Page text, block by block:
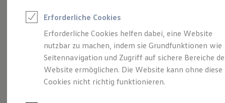
Leasing
Leasing-Angebote
Gebrauchtwagen Leasing
Junge Gebrauchtwagen-Leasing
Elektroauto Leasing
Kleinwagen-Leasing
Leasing ohne Anzahlung
Finanzierung
Angebot gültig bis 30.09.2026 Privatkunden
Eine Klasse für sich. Der Golf.
Golf R-Line ab 285,60 €mtl. leasen | 0,00 €
Sonderzahlung | 48 Monate Laufzeit | Jährliche
Erforderliche Cookies
Erforderliche Cookies helfen dabei, eine Website
nutzbar zu machen, indem sie Grundfunktionen wie
Seitennavigation und Zugriff auf sichere Bereiche
Website ermöglichen. Die Website kann ohne diese
Cookies nicht richtig funktionieren.